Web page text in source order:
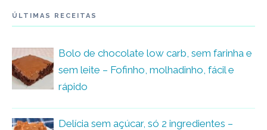
ÚLTIMAS RECEITAS
Bolo de chocolate low carb, sem farinha e
sem leite – Fofinho, molhadinho, fácil e
rápido
Delícia sem açúcar, só 2 ingredientes –